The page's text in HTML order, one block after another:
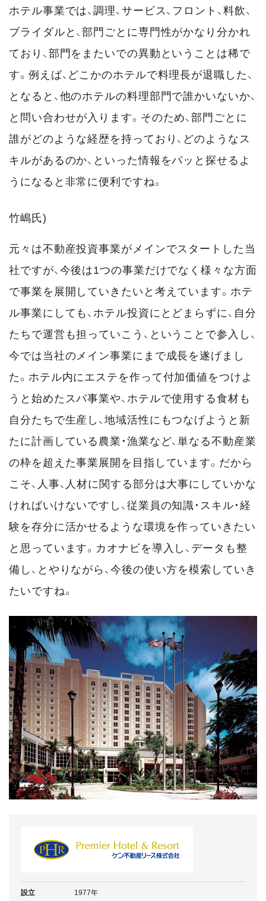
ホテル事業では、調理、サービス、フロント、料飲、
ブライダルと、部門ごとに専門性がかなり分かれ
ており、部門をまたいでの異動ということは稀で
す。例えば、どこかのホテルで料理長が退職した、
となると、他のホテルの料理部門で誰かいないか、
と問い合わせが入ります。そのため、部門ごとに
誰がどのような経歴を持っており、どのようなス
キルがあるのか、といった情報をパッと探せるよ
うになると非常に便利ですね。
竹嶋氏)
元々は不動産投資事業がメインでスタートした当
社ですが、今後は1つの事業だけでなく様々な方面
で事業を展開していきたいと考えています。ホテ
ル事業にしても、ホテル投資にとどまらずに、自分
たちで運営も担っていこう、ということで参入し、
今では当社のメイン事業にまで成長を遂げまし
た。ホテル内にエステを作って付加価値をつけよ
うと始めたスパ事業や、ホテルで使用する食材も
自分たちで生産し、地域活性にもつなげようと新
たに計画している農業・漁業など、単なる不動産業
の枠を超えた事業展開を目指しています。だから
こそ、人事、人材に関する部分は大事にしていかな
ければいけないですし、従業員の知識・スキル・経
験を存分に活かせるような環境を作っていきたい
と思っています。カオナビを導入し、データも整
備し、とやりながら、今後の使い方を模索していき
たいですね。
設立
1977年